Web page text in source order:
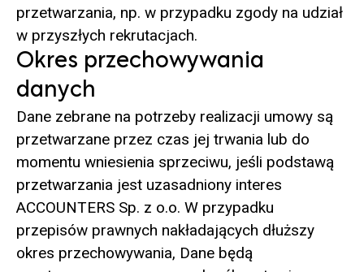
przetwarzania, np. w przypadku zgody na udział
w przyszłych rekrutacjach.
Okres przechowywania
danych
Dane zebrane na potrzeby realizacji umowy są
przetwarzane przez czas jej trwania lub do
momentu wniesienia sprzeciwu, jeśli podstawą
przetwarzania jest uzasadniony interes
ACCOUNTERS Sp. z o.o. W przypadku
przepisów prawnych nakładających dłuższy
okres przechowywania, Dane będą